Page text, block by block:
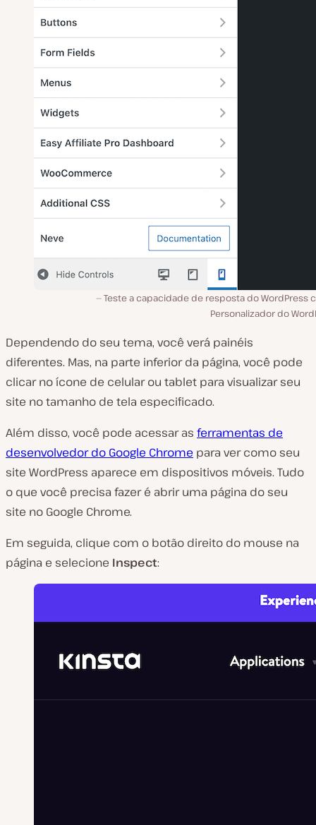
Teste a capacidade de resposta do WordPress
Personalizador do
Dependendo do seu tema, você verá painéis
diferentes. Mas, na parte inferior da página, você pode
clicar no ícone de celular ou tablet para visualizar seu
site no tamanho de tela especificado.
Além disso, você pode acessar as ferramentas de
desenvolvedor do Google Chrome para ver como seu
site WordPress aparece em dispositivos móveis. Tudo
o que você precisa fazer é abrir uma página do seu
site no Google Chrome.
Em seguida, clique com o botão direito do mouse na
página e selecione Inspect: